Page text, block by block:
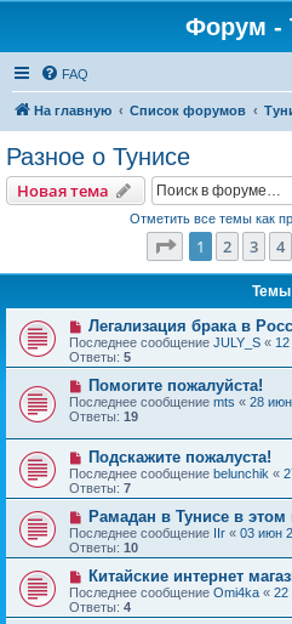
Форум -
FAQ
На главную Список форумов
Разное о Тунисе
Новая тема
Отметить все темы как
Страница из
1 2 3 4
Темы
Легализация брака в
Последнее сообщение JULY_S «
Ответы: 5
Помогите пожалуйста!
Последнее сообщение mts « 28
Ответы: 19
Подскажите пожалуста!
Последнее сообщение belunchik «
Ответы: 7
Рамадан в Тунисе в этом
Последнее сообщение IIr « 03 июн
Ответы: 10
Китайские интернет
Последнее сообщение Omi4ka « 22
Ответы: 4